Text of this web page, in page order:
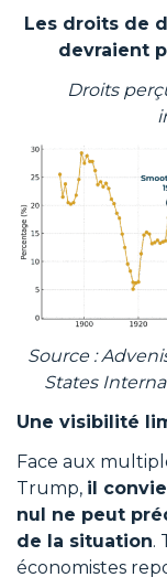
Les droits de
devraient
Droits
Source :
States
Une visibilité
Face aux
Trump, il
nul ne peut
de la situation.
économistes